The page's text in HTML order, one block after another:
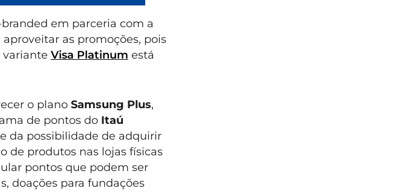
em parceria com a
as promoções, pois
variante Visa Platinum está
o plano Samsung Plus,
de pontos do Itaú
e da possibilidade de adquirir
de produtos nas lojas físicas
pontos que podem ser
doações para fundações